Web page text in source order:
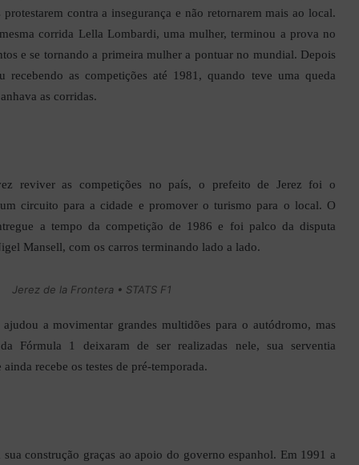
contra a insegurança e não retornarem mais ao local.
corrida Lella Lombardi, uma mulher, terminou a prova no
e se tornando a primeira mulher a pontuar no mundial. Depois
recebendo as competições até 1981, quando teve uma queda
as corridas.
reviver as competições no país, o prefeito de Jerez foi o
circuito para a cidade e promover o turismo para o local. O
a tempo da competição de 1986 e foi palco da disputa
Mansell, com os carros terminando lado a lado.
Jerez de la Frontera • STATS F1
a movimentar grandes multidões para o autódromo, mas
Fórmula 1 deixaram de ser realizadas nele, sua serventia
recebe os testes de pré-temporada.
construção graças ao apoio do governo espanhol. Em 1991 a